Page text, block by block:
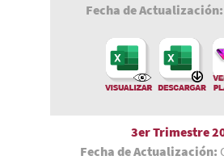
Fecha de Actualización:
3er Trimestre
Fecha de Actualización: